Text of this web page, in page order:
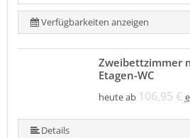
Verfügbarkeiten anzeigen
Zweibettzimmer
Etagen-WC
heute ab 106,95 €
Details